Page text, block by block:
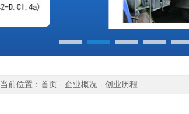
当前位置：首页 - 企业概况 - 创业历程